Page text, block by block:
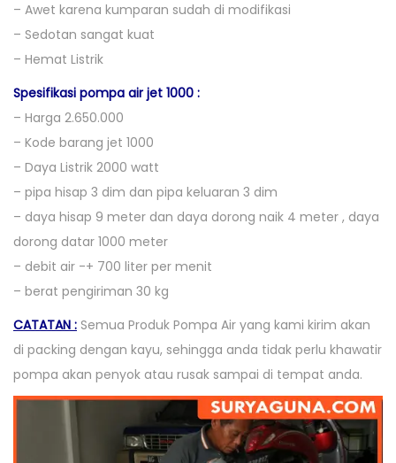
– Awet karena kumparan sudah di modifikasi
– Sedotan sangat kuat
– Hemat Listrik
Spesifikasi pompa air jet 1000 :
– Harga 2.650.000
– Kode barang jet 1000
– Daya Listrik 2000 watt
– pipa hisap 3 dim dan pipa keluaran 3 dim
– daya hisap 9 meter dan daya dorong naik 4 meter , daya
dorong datar 1000 meter
– debit air -+ 700 liter per menit
– berat pengiriman 30 kg
CATATAN : Semua Produk Pompa Air yang kami kirim akan
di packing dengan kayu, sehingga anda tidak perlu khawatir
pompa akan penyok atau rusak sampai di tempat anda.